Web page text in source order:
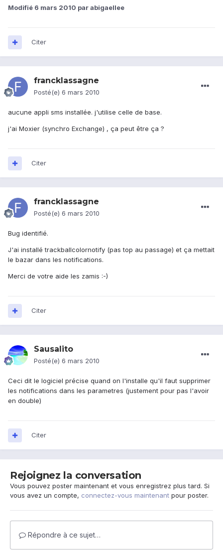
Modifié 6 mars 2010 par abigaellee
Citer
francklassagne
Posté(e) 6 mars 2010
aucune appli sms installée. j'utilise celle de base.
j'ai Moxier (synchro Exchange) , ça peut être ça ?
Citer
francklassagne
Posté(e) 6 mars 2010
Bug identifié.
J'ai installé trackballcolornotify (pas top au passage) et ça mettait
le bazar dans les notifications.
Merci de votre aide les zamis :-)
Citer
Sausalito
Posté(e) 6 mars 2010
Ceci dit le logiciel précise quand on l'installe qu'il faut supprimer
les notifications dans les parametres (justement pour pas l'avoir
en double)
Citer
Rejoignez la conversation
Vous pouvez poster maintenant et vous enregistrez plus tard. Si
vous avez un compte, connectez-vous maintenant pour poster.
Répondre à ce sujet…